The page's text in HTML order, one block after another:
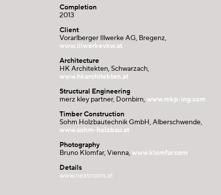
Completion
2013
Client
Vorarlberger Illwerke AG, Bregenz,
www.illwerkevkw.at
Architecture
HK Architekten, Schwarzach,
www.hkarchitekten.at
Structural Engineering
merz kley partner, Dornbirn,www.mkp-ing.com
Timber Construction
Sohm Holzbautechnik GmbH, Alberschwende,
www.sohm-holzbau.at
Photography
Bruno Klomfar, Vienna,www.klomfar.com
Details
www.nextroom.at